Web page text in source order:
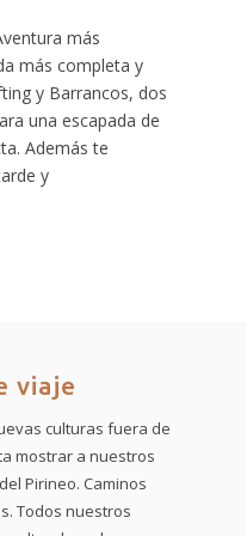
más
más completa y
y Barrancos, dos
una escapada de
Además te
y
viaje
culturas fuera de
mostrar a nuestros
Pirineo. Caminos
Todos nuestros